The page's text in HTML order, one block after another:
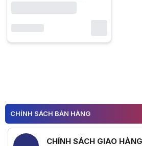
CHÍNH SÁCH BÁN HÀNG
CHÍNH SÁCH GIAO HÀNG